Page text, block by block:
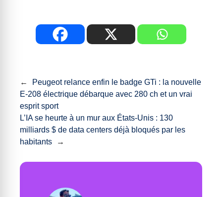
←
Peugeot relance enfin le badge GTi : la nouvelle
E-208 électrique débarque avec 280 ch et un vrai
esprit sport
L’IA se heurte à un mur aux États-Unis : 130
milliards $ de data centers déjà bloqués par les
habitants
→